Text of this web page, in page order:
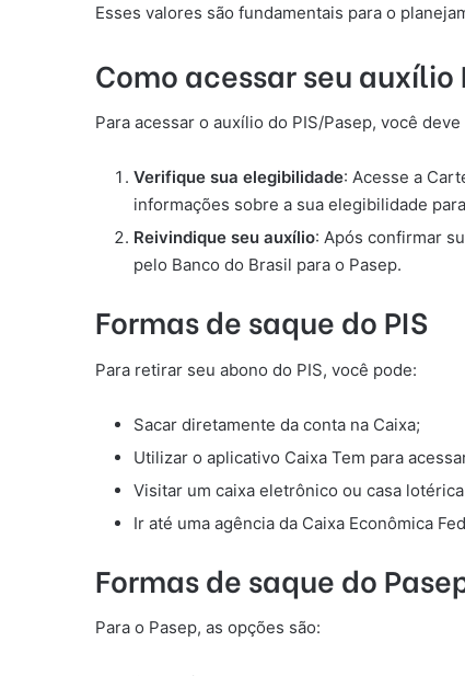
Esses valores são fundamentais para o
Como acessar seu auxílio
Para acessar o auxílio do PIS/Pasep, você
Verifique sua elegibilidade: Acesse a
informações sobre a sua elegibilidade
Reivindique seu auxílio: Após confirmar
pelo Banco do Brasil para o Pasep.
Formas de saque do PIS
Para retirar seu abono do PIS, você pode:
Sacar diretamente da conta na Caixa;
Utilizar o aplicativo Caixa Tem para
Visitar um caixa eletrônico ou casa lotérica
Ir até uma agência da Caixa Econômica
Formas de saque do
Para o Pasep, as opções são: